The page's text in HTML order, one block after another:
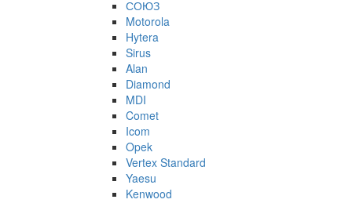
СОЮЗ
Motorola
Hytera
Sirus
Alan
Diamond
MDI
Comet
Icom
Opek
Vertex Standard
Yaesu
Kenwood